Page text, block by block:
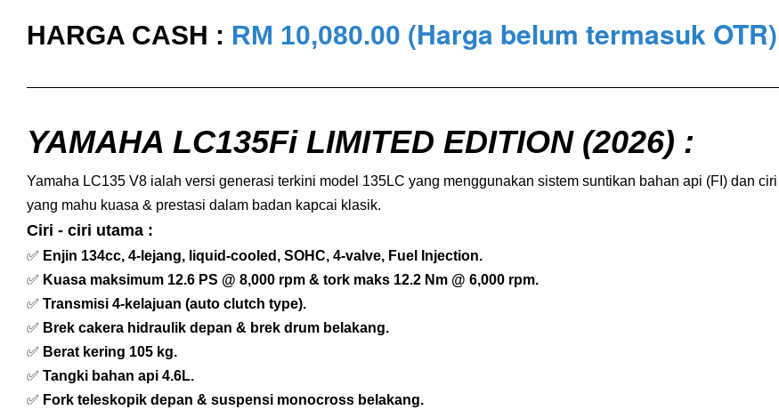
HARGA CASH : RM 10,080.00 (Harga belum termasuk OTR)
YAMAHA LC135Fi LIMITED EDITION (2026) :
Yamaha LC135 V8 ialah versi generasi terkini model 135LC yang menggunakan sistem suntikan bahan api (FI) dan
yang mahu kuasa & prestasi dalam badan kapcai klasik.
Ciri - ciri utama :
✅ Enjin 134cc, 4-lejang, liquid-cooled, SOHC, 4-valve, Fuel Injection.
✅ Kuasa maksimum 12.6 PS @ 8,000 rpm & tork maks 12.2 Nm @ 6,000 rpm.
✅ Transmisi 4-kelajuan (auto clutch type).
✅ Brek cakera hidraulik depan & brek drum belakang.
✅ Berat kering 105 kg.
✅ Tangki bahan api 4.6L.
✅ Fork teleskopik depan & suspensi monocross belakang.